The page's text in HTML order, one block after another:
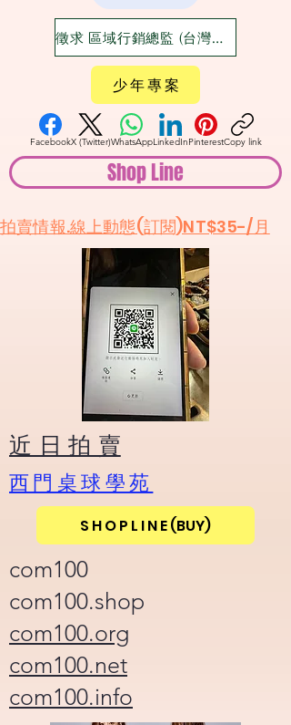
徵求 區域行銷總監 (台灣六大都)
少 年 專 案
FacebookX (Twitter)WhatsAppLinkedInPinterestCopy link
Shop Line
​拍賣情報.線上動態(訂閱)NT$35-/月
​近 日 拍 賣
​西門桌球學苑
S H O P L I N E (BUY)
com100
com100.shop
com100.org
com100.net
com100.info